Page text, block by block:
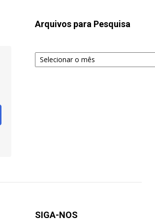
Arquivos para Pesquisa
Arquivos
para
SIGA-NOS